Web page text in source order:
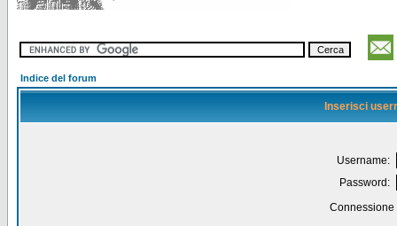
Indice del forum
Inserisci
Username:
Password: